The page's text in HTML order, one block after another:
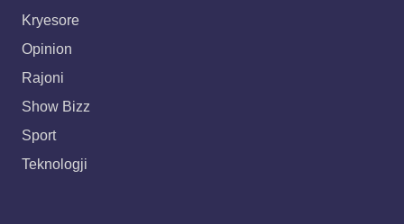
Kryesore
Opinion
Rajoni
Show Bizz
Sport
Teknologji